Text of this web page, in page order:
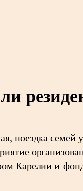
поездка
Карелии и